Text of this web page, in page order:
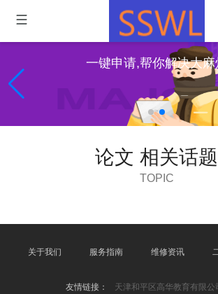
一键申请,帮你解决大麻
论文 相关话题
TOPIC
关于我们 服务指南 维修资讯
友情链接：
天津和平区高华教育有限公